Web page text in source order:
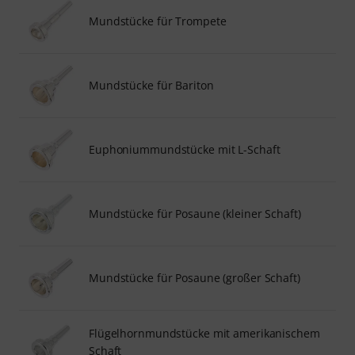
Mundstücke für Trompete
Mundstücke für Bariton
Euphoniummundstücke mit L-Schaft
Mundstücke für Posaune (kleiner Schaft)
Mundstücke für Posaune (großer Schaft)
Flügelhornmundstücke mit amerikanischem
Schaft